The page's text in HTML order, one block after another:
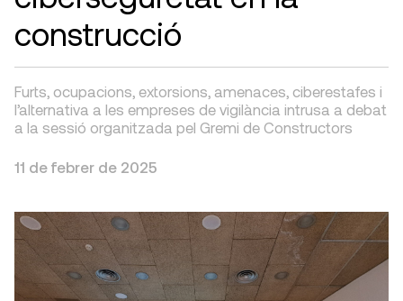
construcció
Furts, ocupacions, extorsions, amenaces, ciberestafes i
l’alternativa a les empreses de vigilància intrusa a debat
a la sessió organitzada pel Gremi de Constructors
11 de febrer de 2025